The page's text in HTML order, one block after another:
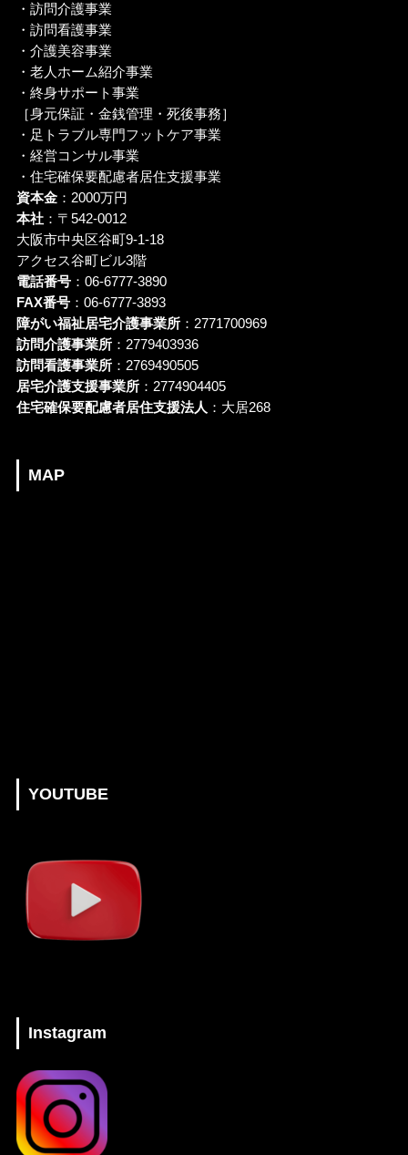
・訪問介護事業
・訪問看護事業
・介護美容事業
・老人ホーム紹介事業
・終身サポート事業
［身元保証・金銭管理・死後事務］
・足トラブル専門フットケア事業
・経営コンサル事業
・住宅確保要配慮者居住支援事業
資本金：2000万円
本社：〒542-0012
大阪市中央区谷町9-1-18
アクセス谷町ビル3階
電話番号：06-6777-3890
FAX番号：06-6777-3893
障がい福祉居宅介護事業所：2771700969
訪問介護事業所：2779403936
訪問看護事業所：2769490505
居宅介護支援事業所：2774904405
住宅確保要配慮者居住支援法人 ：大居268
MAP
YOUTUBE
Instagram